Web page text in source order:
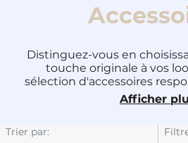
Distinguez-vous en
touche originale à vos
sélection d'accessoires
de la mode. La plupart de
réalisées à la main, avec des
par des créateurs réputés
Velma's
Afficher
Trier par: